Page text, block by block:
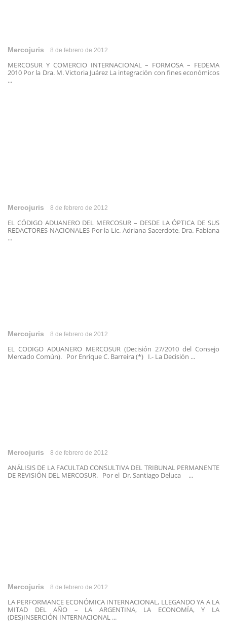
Mercojuris 8 de febrero de 2012
MERCOSUR Y COMERCIO INTERNACIONAL – FORMOSA – FEDEMA
2010 Por la Dra. M. Victoria Juárez La integración con fines económicos
...
Mercojuris 8 de febrero de 2012
EL CÓDIGO ADUANERO DEL MERCOSUR – DESDE LA ÓPTICA DE SUS
REDACTORES NACIONALES Por la Lic. Adriana Sacerdote, Dra. Fabiana
...
Mercojuris 8 de febrero de 2012
EL CODIGO ADUANERO MERCOSUR (Decisión 27/2010 del Consejo
Mercado Común). Por Enrique C. Barreira (*) I.- La Decisión ...
Mercojuris 8 de febrero de 2012
ANÁLISIS DE LA FACULTAD CONSULTIVA DEL TRIBUNAL PERMANENTE
DE REVISIÓN DEL MERCOSUR. Por el Dr. Santiago Deluca ...
Mercojuris 8 de febrero de 2012
LA PERFORMANCE ECONÓMICA INTERNACIONAL, LLEGANDO YA A LA
MITAD DEL AÑO – LA ARGENTINA, LA ECONOMÍA, Y LA
(DES)INSERCIÓN INTERNACIONAL ...